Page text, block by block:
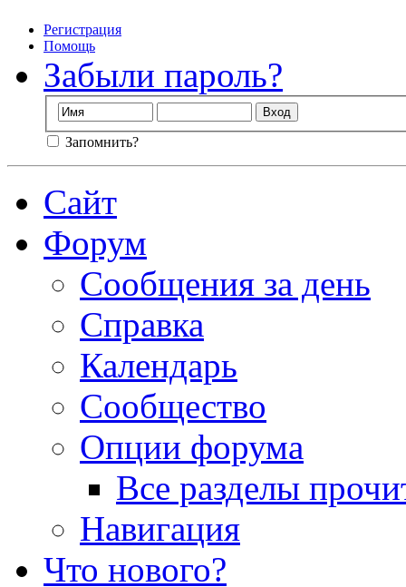
Регистрация
Помощь
Забыли пароль?
Запомнить?
Сайт
Форум
Сообщения за день
Справка
Календарь
Сообщество
Опции форума
Все разделы
Навигация
Что нового?